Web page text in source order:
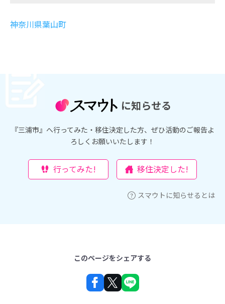
神奈川県葉山町
に知らせる
『三浦市』へ行ってみた・移住決定した方、ぜひ活動のご報告よ
ろしくお願いいたします！
行ってみた! 移住決定した!
スマウトに知らせるとは
このページをシェアする